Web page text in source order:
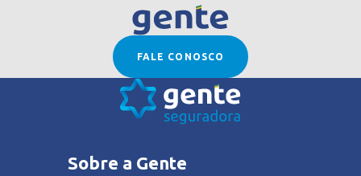
FALE CONOSCO
Sobre a Gente